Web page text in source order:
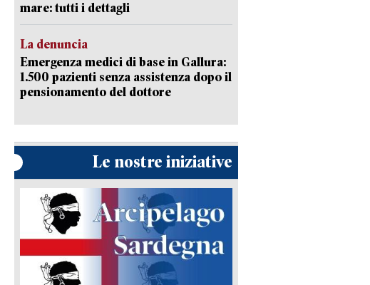
mare: tutti i dettagli
La denuncia
Emergenza medici di base in Gallura:
1.500 pazienti senza assistenza dopo il
pensionamento del dottore
Le nostre iniziative